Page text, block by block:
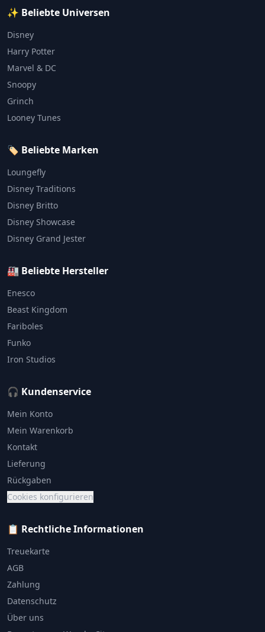
✨ Beliebte Universen
Disney
Harry Potter
Marvel & DC
Snoopy
Grinch
Looney Tunes
🏷️ Beliebte Marken
Loungefly
Disney Traditions
Disney Britto
Disney Showcase
Disney Grand Jester
🏭 Beliebte Hersteller
Enesco
Beast Kingdom
Fariboles
Funko
Iron Studios
🎧 Kundenservice
Mein Konto
Mein Warenkorb
Kontakt
Lieferung
Rückgaben
Cookies konfigurieren
📋 Rechtliche Informationen
Treuekarte
AGB
Zahlung
Datenschutz
Über uns